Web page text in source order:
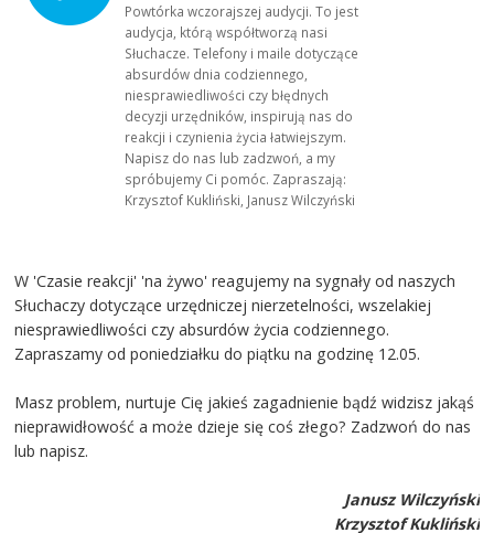
Powtórka wczorajszej audycji. To jest
audycja, którą współtworzą nasi
Słuchacze. Telefony i maile dotyczące
absurdów dnia codziennego,
niesprawiedliwości czy błędnych
decyzji urzędników, inspirują nas do
reakcji i czynienia życia łatwiejszym.
Napisz do nas lub zadzwoń, a my
spróbujemy Ci pomóc. Zapraszają:
Krzysztof Kukliński, Janusz Wilczyński
W 'Czasie reakcji' 'na żywo' reagujemy na sygnały od naszych
Słuchaczy dotyczące urzędniczej nierzetelności, wszelakiej
niesprawiedliwości czy absurdów życia codziennego.
Zapraszamy od poniedziałku do piątku na godzinę 12.05.
Masz problem, nurtuje Cię jakieś zagadnienie bądź widzisz jakąś
nieprawidłowość a może dzieje się coś złego? Zadzwoń do nas
lub napisz.
Janusz Wilczyński
Krzysztof Kukliński